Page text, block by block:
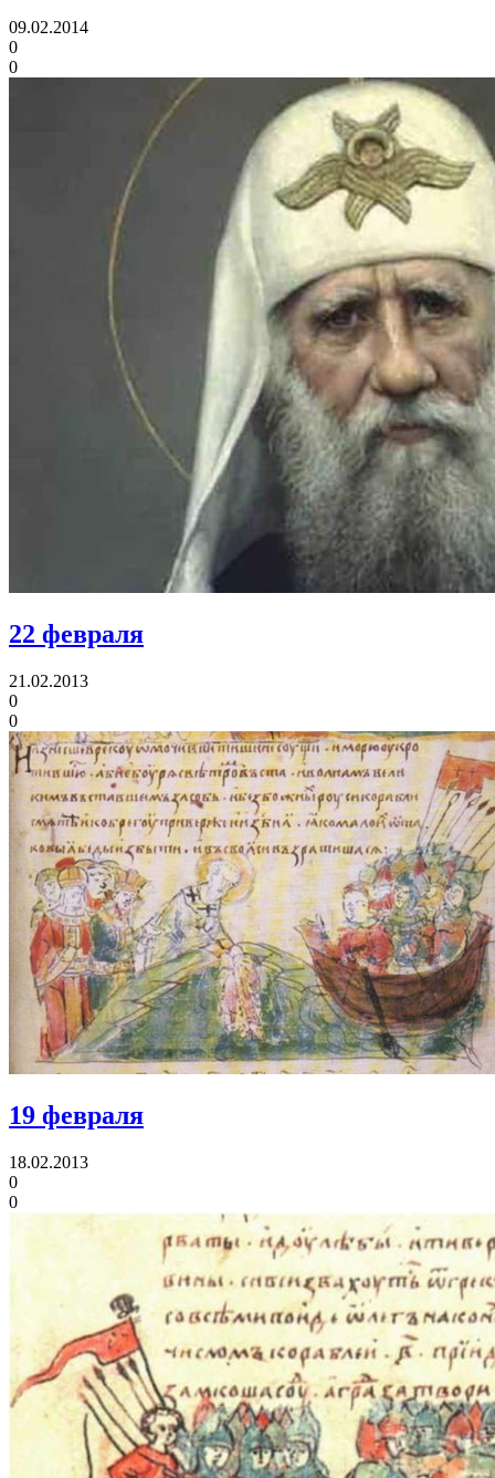
09.02.2014
0
0
22 февраля
21.02.2013
0
0
19 февраля
18.02.2013
0
0